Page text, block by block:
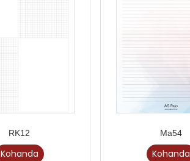
RK12
Kohanda
Ma54
Kohanda